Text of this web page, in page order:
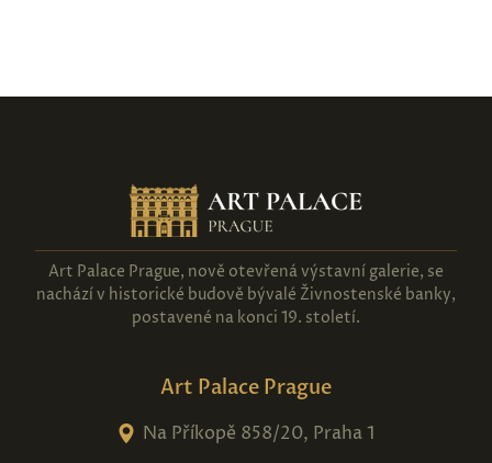
Art Palace Prague, nově otevřená výstavní galerie, se
nachází v historické budově bývalé Živnostenské banky,
postavené na konci 19. století.
Art Palace Prague
Na Příkopě 858/20, Praha 1